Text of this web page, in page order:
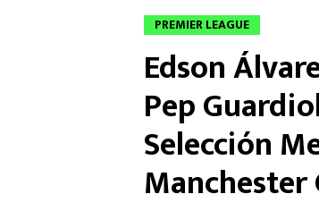
Chivas de Guadalajara
Liga MX Femenil
Las Noticias
Selección Mexicana
Champions
Europa League
Real Madrid
Barcelona
PREMIER LEAGUE
Edson
Pep
Selección
Manchester